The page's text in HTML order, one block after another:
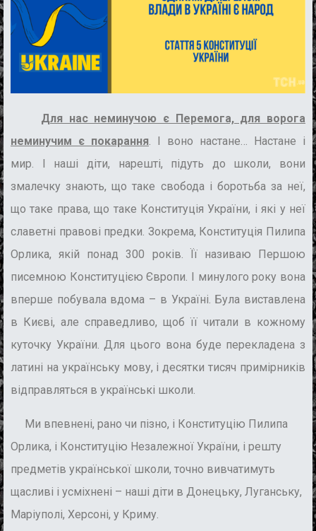
Для нас неминучою є Перемога, для ворога
неминучим є покарання . І воно настане… Настане і
мир. І наші діти, нарешті, підуть до школи, вони
змалечку знають, що таке свобода і боротьба за неї,
що таке права, що таке Конституція України, і які у неї
славетні правові предки. Зокрема, Конституція Пилипа
Орлика, якій понад 300 років. Її називаю Першою
писемною Конституцією Європи. І минулого року вона
вперше побувала вдома – в Україні. Була виставлена
в Києві, але справедливо, щоб її читали в кожному
куточку України. Для цього вона буде перекладена з
латині на українську мову, і десятки тисяч примірників
відправляться в українські школи.
Ми впевнені, рано чи пізно, і Конституцію Пилипа
Орлика, і Конституцію Незалежної України, і решту
предметів української школи, точно вивчатимуть
щасливі і усміхнені – наші діти в Донецьку, Луганську,
Маріуполі, Херсоні, у Криму.